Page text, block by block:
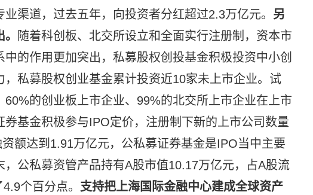
渠道，过去五年，向投资者分红超过2.3万亿元。 另
随着科创板、北交所设立和全面实行注册制，资本市
的作用更加突出，私募股权创投基金积极投资中小创
私募股权创业基金累计投资近10家未上市企业。试
的创业板上市企业、99%的北交所上市企业在上市
基金积极参与IPO定价，注册制下新的上市公司数量
额达到1.91万亿元，公私募证券基金是IPO当中主要
公私募资管产品持有A股市值10.17万亿元，占A股流
个百分点。 支持把上海国际金融中心建成全球资产